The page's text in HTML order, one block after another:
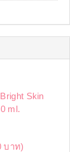
Skin
ml.
บาท)